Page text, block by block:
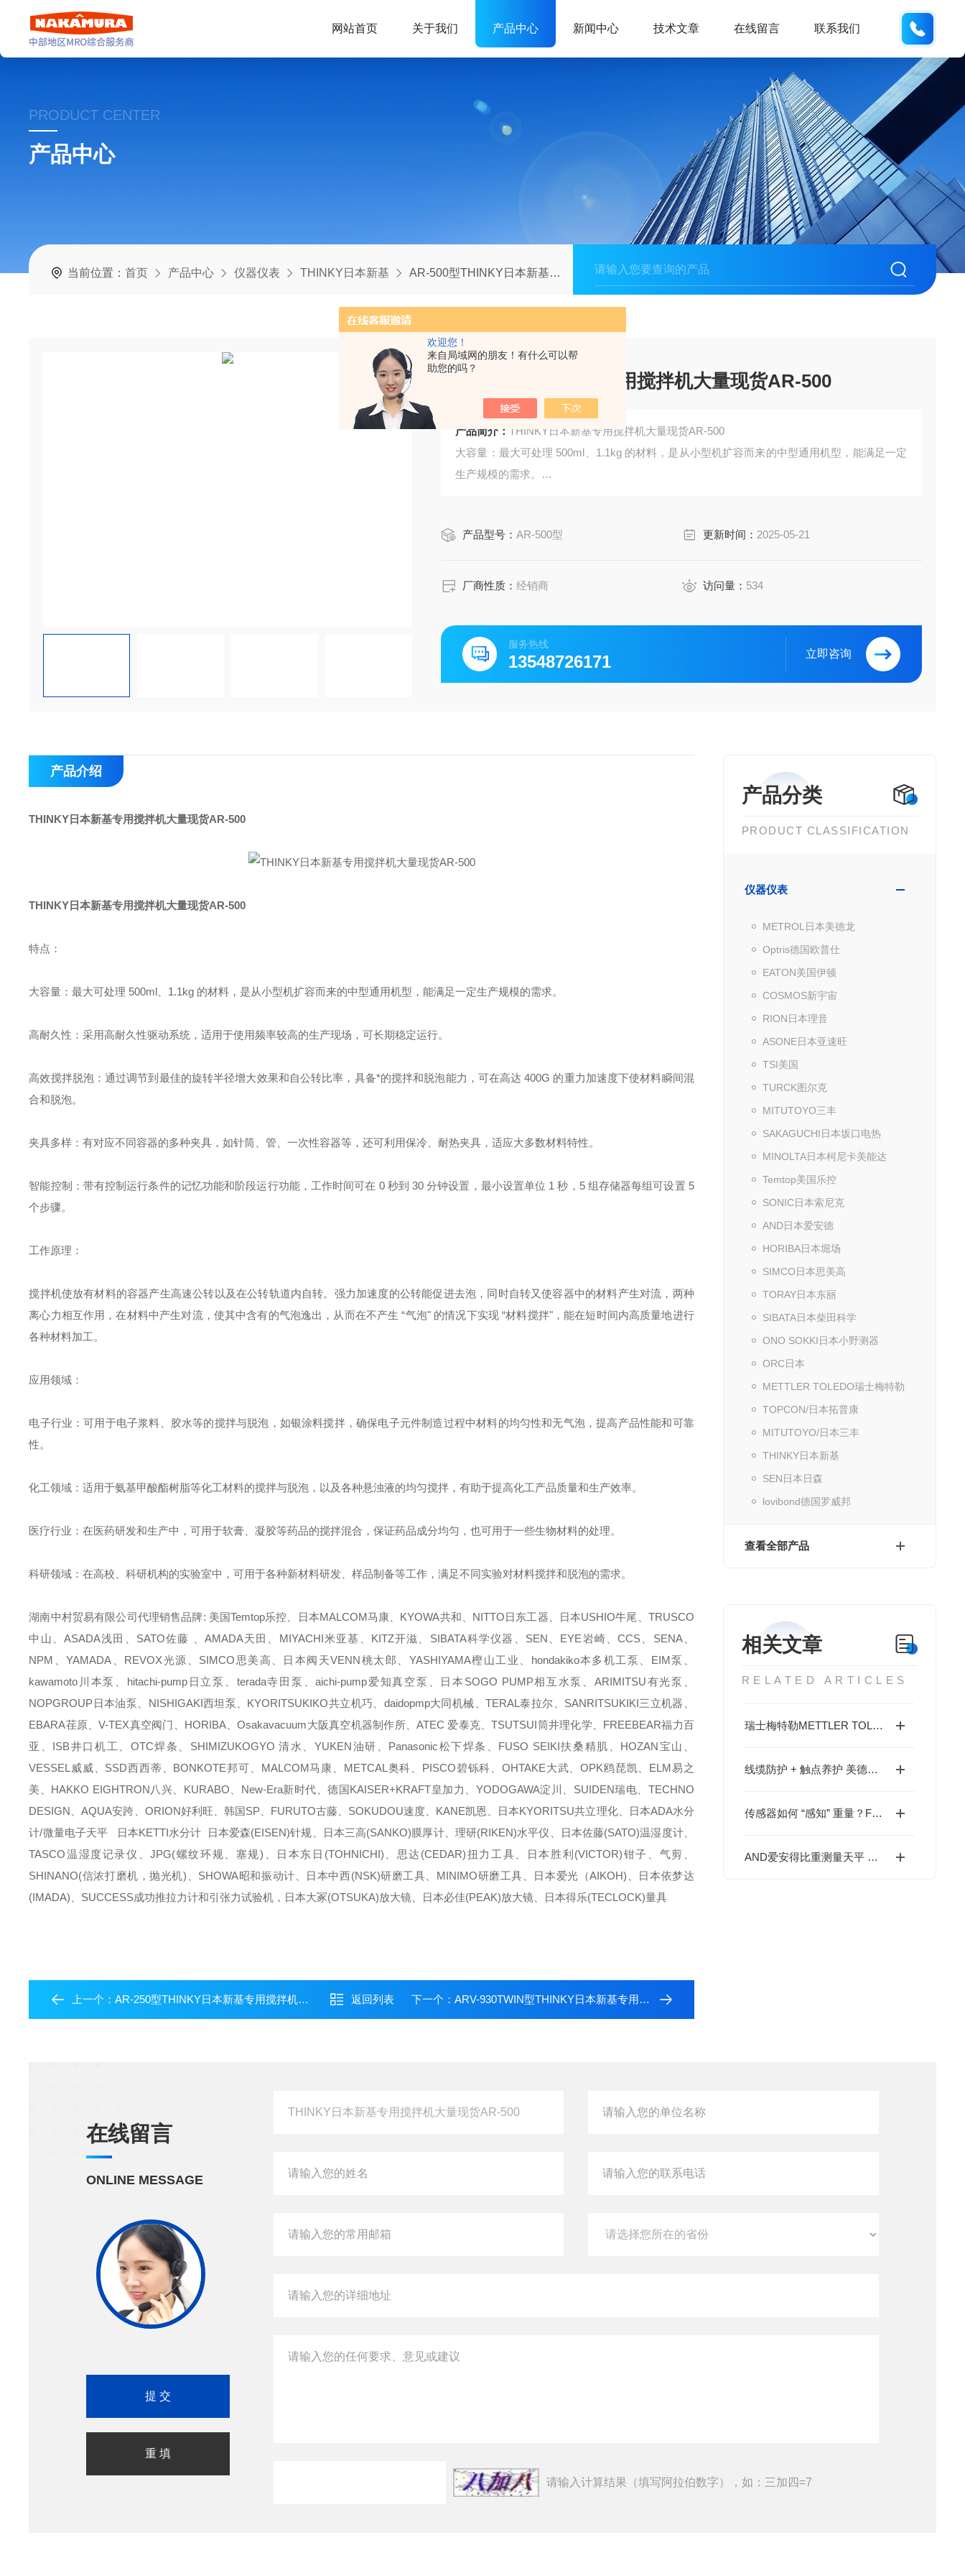
欢迎您！
来自局域网的朋友！有什么可以帮
助您的吗？
网站首页 关于我们 产品中心 新闻中心 技术文章 在线留言 联系我们
PRODUCT CENTER
产品中心
当前位置：首页 产品中心 仪器仪表 THINKY日本新基 AR-500型THINKY日本新基专用搅拌机大量现货AR-500
THINKY日本新基专用搅拌机大量现货AR-500
产品简介： THINKY日本新基专用搅拌机大量现货AR-500
大容量：最大可处理 500ml、1.1kg 的材料，是从小型机扩容而来的中型通用机型，能满足一定
生产规模的需求。
产品型号：AR-500型 更新时间： 2025-05-21
厂商性质：经销商 访问量： 534
服务热线
13548726171 立即咨询
产品分类
PRODUCT CLASSIFICATION
仪器仪表
METROL日本美德龙
Optris德国欧普仕
EATON美国伊顿
COSMOS新宇宙
RION日本理音
ASONE日本亚速旺
TSI美国
TURCK图尔克
MITUTOYO三丰
SAKAGUCHI日本坂口电热
MINOLTA日本柯尼卡美能达
Temtop美国乐控
SONIC日本索尼克
AND日本爱安德
HORIBA日本堀场
SIMCO日本思美高
TORAY日本东丽
SIBATA日本柴田科学
ONO SOKKI日本小野测器
ORC日本
METTLER TOLEDO瑞士梅特勒
TOPCON/日本拓普康
MITUTOYO/日本三丰
THINKY日本新基
SEN日本日森
lovibond德国罗威邦
查看全部产品
相关文章
RELATED ARTICLES
瑞士梅特勒METTLER TOLEDO电子天平 LA204E/A的特性
线缆防护 + 触点养护 美德龙 P12DB-A 触控开关维保秘籍
传感器如何 “感知” 重量？FX300i 电子天平工作原理通俗讲解
AND爱安得比重测量天平 GX-203A的操作说明
产品介绍
THINKY日本新基专用搅拌机大量现货AR-500
THINKY日本新基专用搅拌机大量现货AR-500
特点：
大容量：最大可处理 500ml、1.1kg 的材料，是从小型机扩容而来的中型通用机型，能满足一定生产规模的需求。
高耐久性：采用高耐久性驱动系统，适用于使用频率较高的生产现场，可长期稳定运行。
高效搅拌脱泡：通过调节到最佳的旋转半径增大效果和自公转比率，具备*的搅拌和脱泡能力，可在高达 400G 的重力加速度下使材料瞬间混
合和脱泡。
夹具多样：有对应不同容器的多种夹具，如针筒、管、一次性容器等，还可利用保冷、耐热夹具，适应大多数材料特性。
智能控制：带有控制运行条件的记忆功能和阶段运行功能，工作时间可在 0 秒到 30 分钟设置，最小设置单位 1 秒，5 组存储器每组可设置 5
个步骤。
工作原理：
搅拌机使放有材料的容器产生高速公转以及在公转轨道内自转。强力加速度的公转能促进去泡，同时自转又使容器中的材料产生对流，两种
离心力相互作用，在材料中产生对流，使其中含有的气泡逸出，从而在不产生 “气泡" 的情况下实现 “材料搅拌"，能在短时间内高质量地进行
各种材料加工。
应用领域：
电子行业：可用于电子浆料、胶水等的搅拌与脱泡，如银涂料搅拌，确保电子元件制造过程中材料的均匀性和无气泡，提高产品性能和可靠
性。
化工领域：适用于氨基甲酸酯树脂等化工材料的搅拌与脱泡，以及各种悬浊液的均匀搅拌，有助于提高化工产品质量和生产效率。
医疗行业：在医药研发和生产中，可用于软膏、凝胶等药品的搅拌混合，保证药品成分均匀，也可用于一些生物材料的处理。
科研领域：在高校、科研机构的实验室中，可用于各种新材料研发、样品制备等工作，满足不同实验对材料搅拌和脱泡的需求。
湖南中村贸易有限公司代理销售品牌: 美国Temtop乐控、日本MALCOM马康、KYOWA共和、NITTO日东工器、日本USHIO牛尾、TRUSCO
中山、ASADA浅田、SATO佐藤 、AMADA天田、MIYACHI米亚基、KITZ开滋、SIBATA科学仪器、SEN、EYE岩崎、CCS、SENA、
NPM、YAMADA、REVOX光源、SIMCO思美高、日本阀天VENN桃太郎、YASHIYAMA樫山工业、hondakiko本多机工泵、EIM泵、
kawamoto川本泵、hitachi-pump日立泵、terada寺田泵、aichi-pump爱知真空泵、日本SOGO PUMP相互水泵、ARIMITSU有光泵、
NOPGROUP日本油泵、NISHIGAKI西坦泵、KYORITSUKIKO共立机巧、daidopmp大同机械、TERAL泰拉尔、SANRITSUKIKI三立机器、
EBARA荏原、V-TEX真空阀门、HORIBA、Osakavacuum大阪真空机器制作所、ATEC 爱泰克、TSUTSUI筒井理化学、FREEBEAR福力百
亚、ISB井口机工、OTC焊条、SHIMIZUKOGYO 清水、YUKEN油研、Panasonic松下焊条、FUSO SEIKI扶桑精肌、HOZAN宝山、
VESSEL威威、SSD西西蒂、BONKOTE邦可、MALCOM马康、METCAL奥科、PISCO碧铄科、OHTAKE大武、OPK鸥琵凯、ELM易之
美、HAKKO EIGHTRON八兴、KURABO、New-Era新时代、德国KAISER+KRAFT皇加力、YODOGAWA淀川、SUIDEN瑞电、TECHNO
DESIGN、AQUA安跨、ORION好利旺、韩国SP、FURUTO古藤、SOKUDOU速度、KANE凯恩、日本KYORITSU共立理化、日本ADA水分
计/微量电子天平 日本KETTI水分计 日本爱森(EISEN)针规、日本三高(SANKO)膜厚计、理研(RIKEN)水平仪、日本佐藤(SATO)温湿度计、
TASCO温湿度记录仪、JPG(螺纹环规、塞规)、日本东日(TOHNICHI)、思达(CEDAR)扭力工具、日本胜利(VICTOR)钳子、气剪、
SHINANO(信浓打磨机，抛光机)、SHOWA昭和振动计、日本中西(NSK)研磨工具、MINIMO研磨工具、日本爱光（AIKOH)、日本依梦达
(IMADA)、SUCCESS成功推拉力计和引张力试验机，日本大冢(OTSUKA)放大镜、日本必佳(PEAK)放大镜、日本得乐(TECLOCK)量具
上一个：AR-250型THINKY日本新基专用搅拌机大量现货AR-250 返回列表 下一个： ARV-930TWIN型THINKY日本新基专用搅拌机大量现货
在线留言
ONLINE MESSAGE
请输入计算结果（填写阿拉伯数字），如：三加四=7